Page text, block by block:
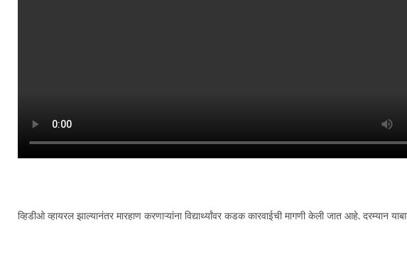
व्हिडीओ व्हायरल झाल्यानंतर मारहाण करणाऱ्यांना विद्यार्थ्यांवर कडक कारवाईची मागणी केली जात आहे.